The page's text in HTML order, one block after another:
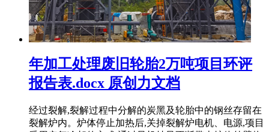
年加工处理废旧轮胎2万吨项目环评
报告表.docx 原创力文档
经过裂解,裂解过程中分解的炭黑及轮胎中的钢丝存留在
裂解炉内。炉体停止加热后,关掉裂解炉电机、电源,项目